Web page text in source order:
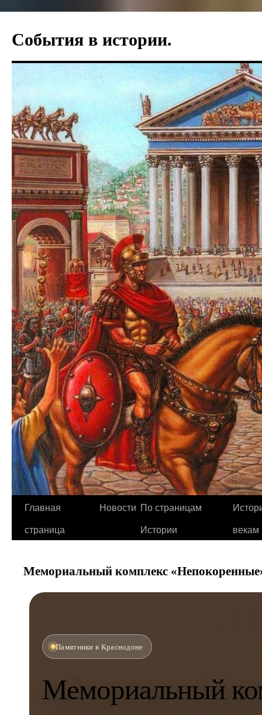
События в истории.
Главная
страница
Новости По страницам
Истории
векам
Мемориальный комплекс
Памятники в Краснодоне
Мемориальный